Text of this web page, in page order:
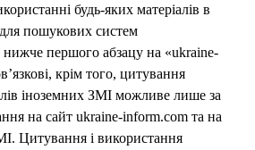
будь-яких матеріалів в
для пошукових систем
нижче першого абзацу на «ukraine-
крім того, цитування
іноземних ЗМІ можливе лише за
на сайт ukraine-inform.com та на
Цитування і використання